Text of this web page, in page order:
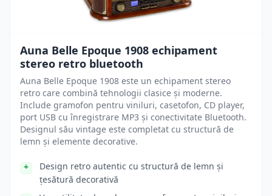
Auna Belle Epoque 1908 echipament
stereo retro bluetooth
Auna Belle Epoque 1908 este un echipament stereo
retro care combină tehnologii clasice și moderne.
Include gramofon pentru viniluri, casetofon, CD player,
port USB cu înregistrare MP3 și conectivitate Bluetooth.
Designul său vintage este completat cu structură de
lemn și elemente decorative.
Design retro autentic cu structură de lemn și
țesătură decorativă